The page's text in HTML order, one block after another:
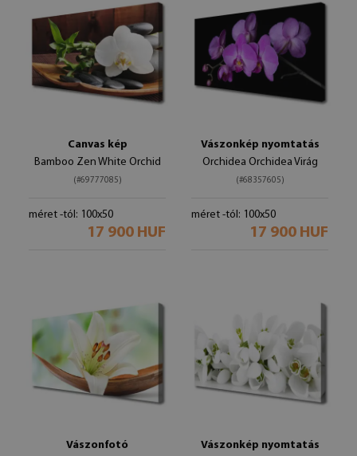
Canvas kép
Bamboo Zen White Orchid
(#69777085)
méret -tól: 100x50
17 900 HUF
Vászonkép nyomtatás
Orchidea Orchidea Virág
(#68357605)
méret -tól: 100x50
17 900 HUF
Vászonfotó
Vászonkép nyomtatás